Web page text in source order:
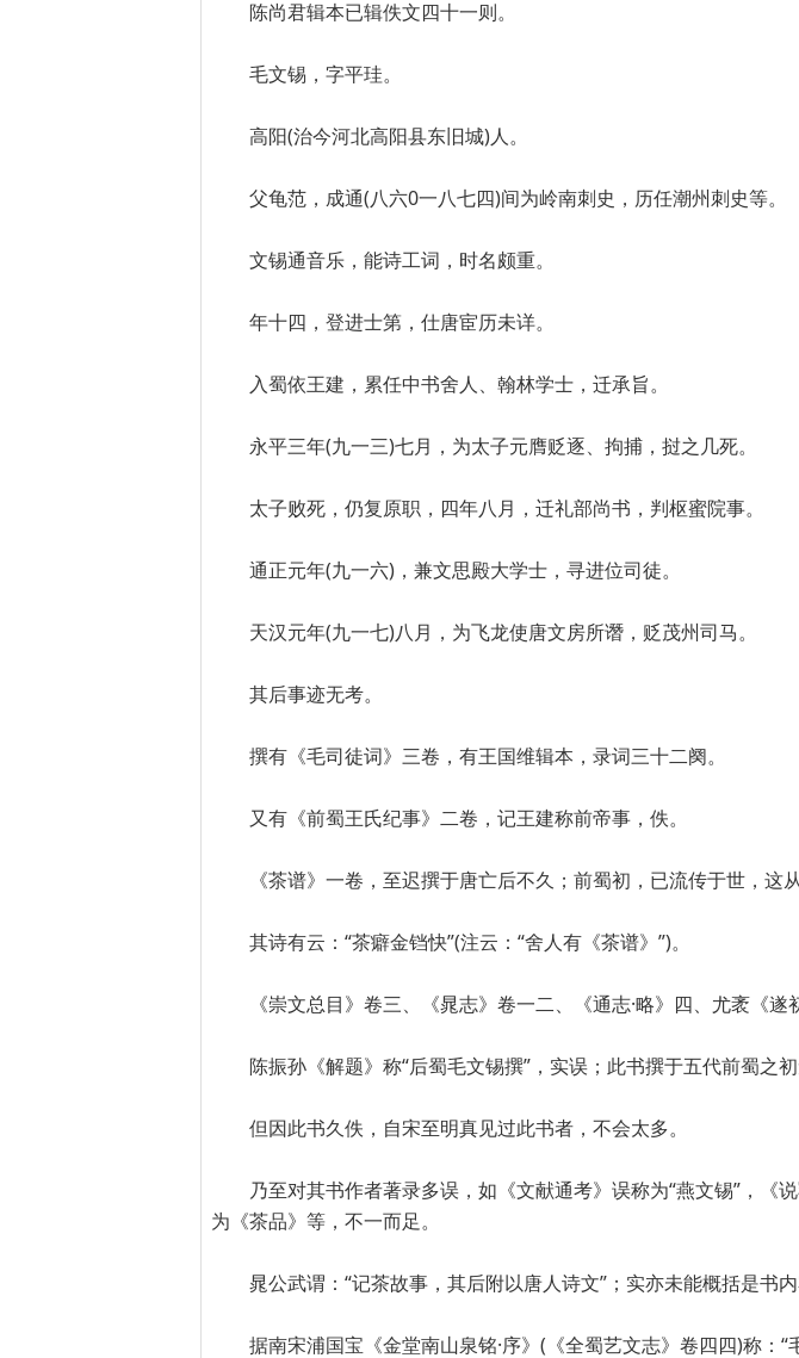
陈尚君辑本已辑佚文四十一则。
毛文锡，字平珪。
高阳(治今河北高阳县东旧城)人。
父龟范，成通(八六0一八七四)间为岭南刺史，历任潮州刺史等。
文锡通音乐，能诗工词，时名颇重。
年十四，登进士第，仕唐宦历未详。
入蜀依王建，累任中书舍人、翰林学士，迁承旨。
永平三年(九一三)七月，为太子元膺贬逐、拘捕，挝之几死。
太子败死，仍复原职，四年八月，迁礼部尚书，判枢蜜院事。
通正元年(九一六)，兼文思殿大学士，寻进位司徒。
天汉元年(九一七)八月，为飞龙使唐文房所谮，贬茂州司马。
其后事迹无考。
撰有《毛司徒词》三卷，有王国维辑本，录词三十二阕。
又有《前蜀王氏纪事》二卷，记王建称前帝事，佚。
《茶谱》一卷，至迟撰于唐亡后不久；前蜀初，已流传于世，
其诗有云：“茶癖金铛快”(注云：“舍人有《茶谱》”)。
《崇文总目》卷三、《晁志》卷一二、《通志·略》四、尤袤《
陈振孙《解题》称“后蜀毛文锡撰”，实误；此书撰于五代前蜀之初
但因此书久佚，自宋至明真见过此书者，不会太多。
乃至对其书作者著录多误，如《文献通考》误称为“燕文锡”，《
为《茶品》等，不一而足。
晁公武谓：“记茶故事，其后附以唐人诗文”；实亦未能概括是书内
据南宋浦国宝《金堂南山泉铭·序》(《全蜀艺文志》卷四四)称：